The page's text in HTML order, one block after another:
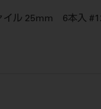
イル 25mm 6本入